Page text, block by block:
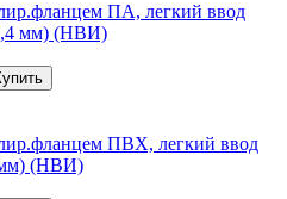
ПА, легкий ввод
мм) (НВИ)
ПВХ, легкий ввод
(НВИ)